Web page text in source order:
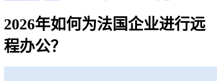
2026年如何为法国企业进行远
程办公？